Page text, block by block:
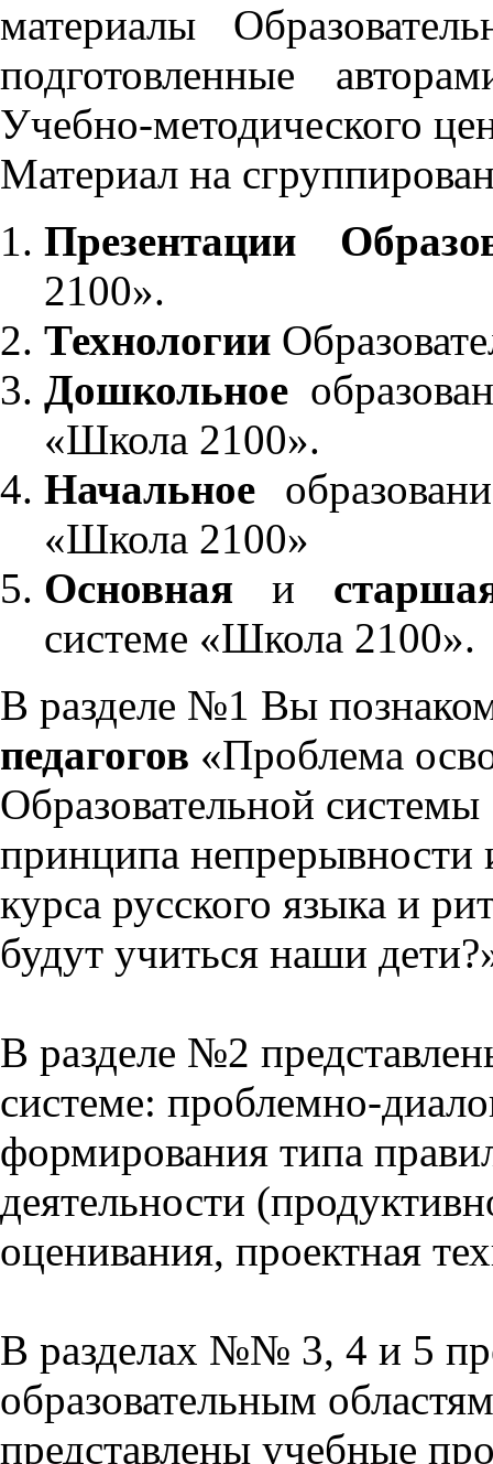
материалы
подготовленные
Учебно-методического
Материал на
Презентации
2100».
Технологии
Дошкольное
«Школа 2100».
Начальное
«Школа 2100»
Основнаяи
системе «Школа 2100».
В разделе №1 Вы
педагогов «Проблема
Образовательной
принципа непрерывности
курса русского языка и
будут учиться наши
В разделе №2
системе: проблемно-
формирования типа
деятельности
оценивания, проектная
В разделах №№ 3, 4 и 5
образовательным
представлены учебные